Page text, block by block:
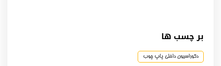
بر چسب ها
دکوراسیون داخلی پاپ چوب